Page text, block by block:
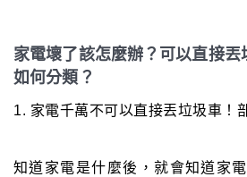
家電壞了該怎麼辦？可以直接
如何分類？
1. 家電千萬不可以直接丟垃圾車！
知道家電是什麼後，就會知道家